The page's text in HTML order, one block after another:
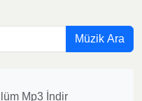
Müzik Ara
Mp3 İndir